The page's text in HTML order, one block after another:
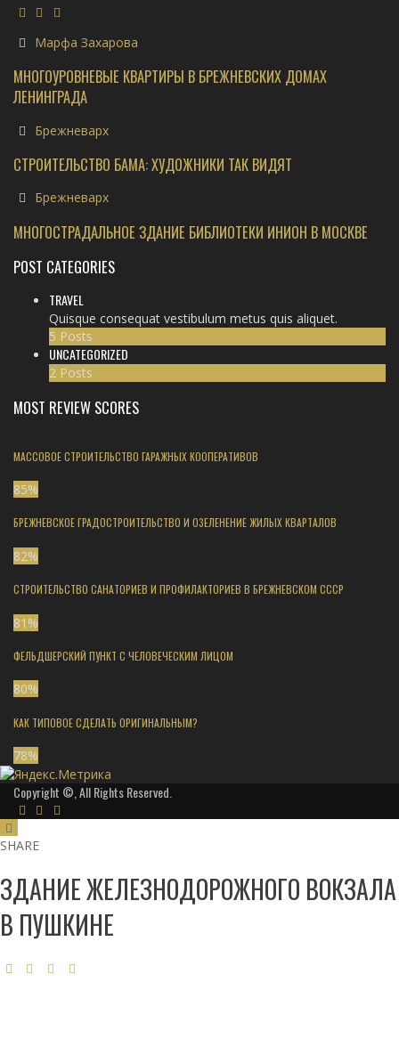
Марфа Захарова
МНОГОУРОВНЕВЫЕ КВАРТИРЫ В БРЕЖНЕВСКИХ ДОМАХ
ЛЕНИНГРАДА
Брежневарх
СТРОИТЕЛЬСТВО БАМА: ХУДОЖНИКИ ТАК ВИДЯТ
Брежневарх
МНОГОСТРАДАЛЬНОЕ ЗДАНИЕ БИБЛИОТЕКИ ИНИОН В МОСКВЕ
POST CATEGORIES
TRAVEL
Quisque consequat vestibulum metus quis aliquet.
5 Posts
UNCATEGORIZED
2 Posts
MOST REVIEW SCORES
МАССОВОЕ СТРОИТЕЛЬСТВО ГАРАЖНЫХ КООПЕРАТИВОВ
85%
БРЕЖНЕВСКОЕ ГРАДОСТРОИТЕЛЬСТВО И ОЗЕЛЕНЕНИЕ ЖИЛЫХ КВАРТАЛОВ
82%
СТРОИТЕЛЬСТВО САНАТОРИЕВ И ПРОФИЛАКТОРИЕВ В БРЕЖНЕВСКОМ СССР
81 %
ФЕЛЬДШЕРСКИЙ ПУНКТ С ЧЕЛОВЕЧЕСКИМ ЛИЦОМ
80%
КАК ТИПОВОЕ СДЕЛАТЬ ОРИГИНАЛЬНЫМ?
78%
Copyright ©, All Rights Reserved.
SHARE
ЗДАНИЕ ЖЕЛЕЗНОДОРОЖНОГО ВОКЗАЛА
В ПУШКИНЕ